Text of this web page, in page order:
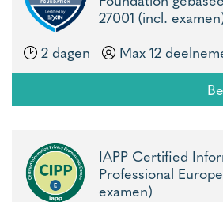
27001 (incl.
2 dagen
Max 12
IAPP Certified
Professional
examen)